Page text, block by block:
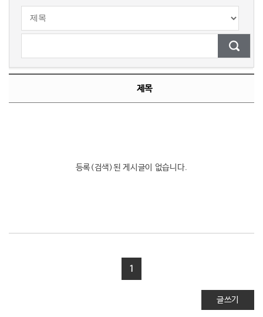
제목
등록(검색)된 게시글이 없습니다.
1
글쓰기